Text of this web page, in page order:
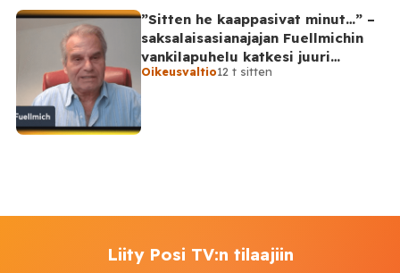
”Sitten he kaappasivat minut…” –
saksalaisasianajajan Fuellmichin
vankilapuhelu katkesi juuri
kriittisellä hetkellä
Oikeusvaltio12 t sitten
Liity Posi TV:n tilaajiin